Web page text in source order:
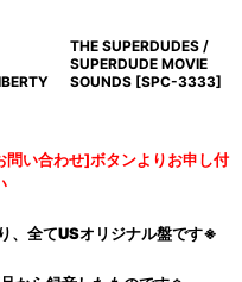
THE SUPERDUDES /
SUPERDUDE MOVIE
SOUNDS [SPC-3333]
い合わせ]ボタンよりお申し付
、全てUSオリジナル盤です※